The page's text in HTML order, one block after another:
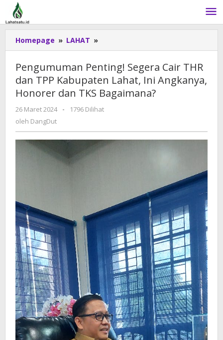
Lewati
konten
Homepage » LAHAT »
Penting!
Cair
THR
dan
Kabupaten
Ini
Angkanya,
Pengumuman Penting! Segera Cair THR
dan TPP Kabupaten Lahat, Ini Angkanya,
Honorer dan TKS Bagaimana?
26 Maret 2024
oleh
-
1796 Dilihat
oleh DangDut